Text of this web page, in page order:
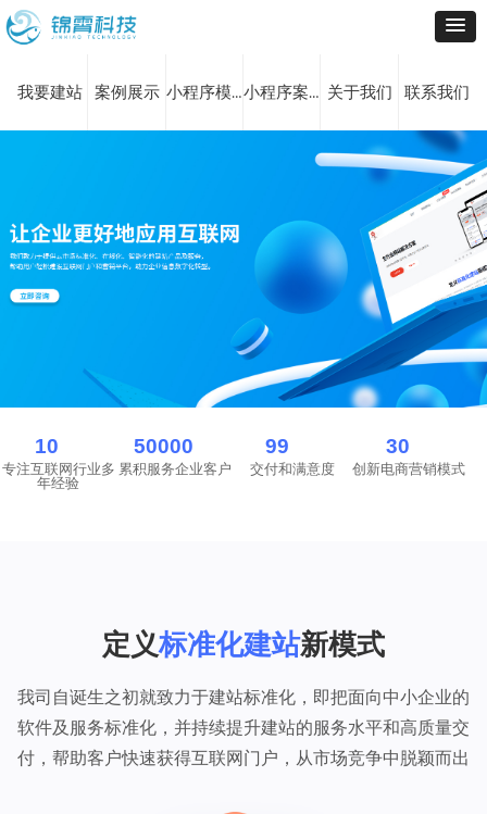
我要建站 案例展示 小程序模板库 小程序案例库 关于我们 联系我们
定义标准化建站新模式
我司自诞生之初就致力于建站标准化，即把面向中小企业的
软件及服务标准化，并持续提升建站的服务水平和高质量交
付，帮助客户快速获得互联网门户，从市场竞争中脱颖而出
10
专注互联网行业多
年经验
50000
累积服务企业客户
99
交付和满意度
30
创新电商营销模式